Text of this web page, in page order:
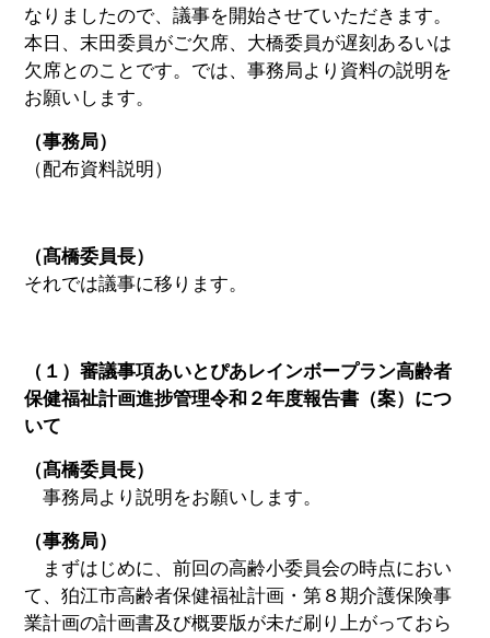
なりましたので、議事を開始させていただきます。
本日、末田委員がご欠席、大橋委員が遅刻あるいは
欠席とのことです。では、事務局より資料の説明を
お願いします。
（事務局）
（配布資料説明）
（髙橋委員長）
それでは議事に移ります。
（１）審議事項あいとぴあレインボープラン高齢者
保健福祉計画進捗管理令和２年度報告書（案）につ
いて
（髙橋委員長）
事務局より説明をお願いします。
（事務局）
まずはじめに、前回の高齢小委員会の時点におい
て、狛江市高齢者保健福祉計画・第８期介護保険事
業計画の計画書及び概要版が未だ刷り上がっておら